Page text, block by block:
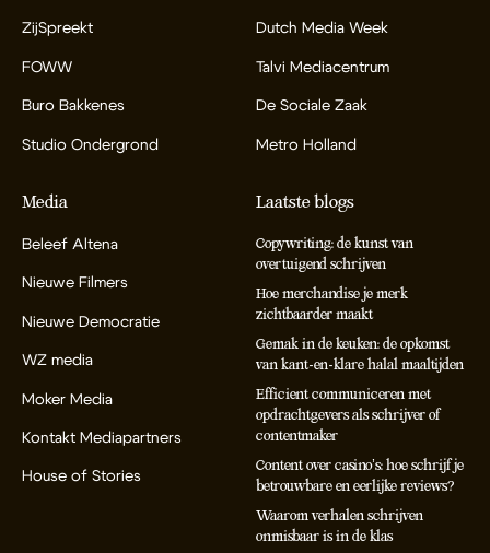
ZijSpreekt
FOWW
Buro Bakkenes
Studio Ondergrond
Dutch Media Week
Talvi Mediacentrum
De Sociale Zaak
Metro Holland
Media
Beleef Altena
Nieuwe Filmers
Nieuwe Democratie
WZ media
Moker Media
Kontakt Mediapartners
House of Stories
Laatste blogs
Copywriting: de kunst van
overtuigend schrijven
Hoe merchandise je merk
zichtbaarder maakt
Gemak in de keuken: de opkomst
van kant-en-klare halal maaltijden
Efficient communiceren met
opdrachtgevers als schrijver of
contentmaker
Content over casino’s: hoe schrijf je
betrouwbare en eerlijke reviews?
Waarom verhalen schrijven
onmisbaar is in de klas